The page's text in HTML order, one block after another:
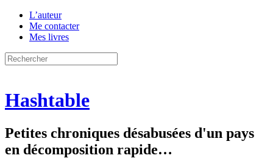
L’auteur
Me contacter
Mes livres
Hashtable
Petites chroniques désabusées d'un pays
en décomposition rapide…